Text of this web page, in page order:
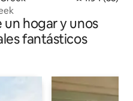
hogar y unos
fantásticos